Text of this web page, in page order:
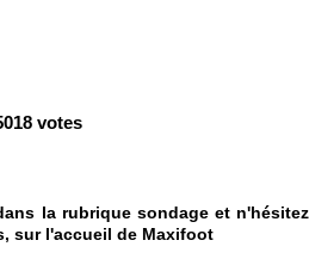
votes
la rubrique sondage et
sur l'accueil de Maxifoot